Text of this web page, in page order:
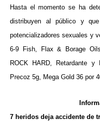
Hasta el momento se ha
distribuyen al público y
potencializadores sexuales y
6-9 Fish, Flax & Borage
ROCK HARD, Retardante y
Precoz 5g, Mega Gold 36 por
7 heridos deja accidente de